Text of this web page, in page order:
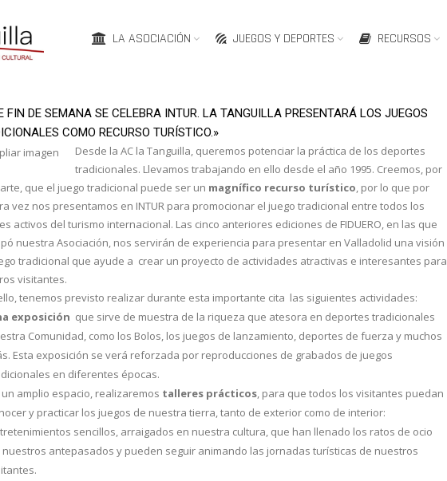
LA ASOCIACIÓN JUEGOS Y DEPORTES RECURSOS
FIN DE SEMANA SE CELEBRA INTUR. LA TANGUILLA PRESENTARÁ LOS JUEGOS
COMO RECURSO TURÍSTICO.»
Desde la AC la Tanguilla, queremos potenciar la práctica de los deportes
tradicionales. Llevamos trabajando en ello desde el año 1995. Creemos, por
que el juego tradicional puede ser un magnífico recurso turístico, por lo que por
vez nos presentamos en INTUR para promocionar el juego tradicional entre todos los
activos del turismo internacional. Las cinco anteriores ediciones de FIDUERO, en las que
nuestra Asociación, nos servirán de experiencia para presentar en Valladolid una visión
tradicional que ayude a crear un proyecto de actividades atractivas e interesantes para
visitantes.
tenemos previsto realizar durante esta importante cita las siguientes actividades:
exposición que sirve de muestra de la riqueza que atesora en deportes tradicionales
Comunidad, como los Bolos, los juegos de lanzamiento, deportes de fuerza y muchos
Esta exposición se verá reforzada por reproducciones de grabados de juegos
en diferentes épocas.
un amplio espacio, realizaremos talleres prácticos, para que todos los visitantes puedan
y practicar los juegos de nuestra tierra, tanto de exterior como de interior:
sencillos, arraigados en nuestra cultura, que han llenado los ratos de ocio
nuestros antepasados y pueden seguir animando las jornadas turísticas de nuestros